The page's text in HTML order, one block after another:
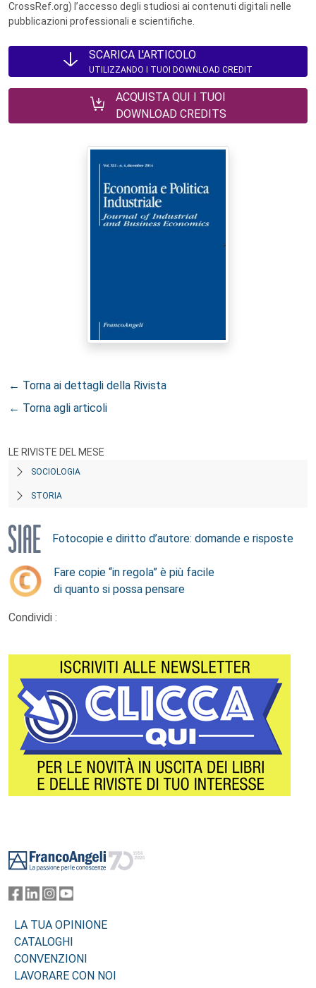
CrossRef.org) l’accesso degli studiosi ai contenuti digitali nelle
pubblicazioni professionali e scientifiche.
SCARICA L'ARTICOLO
UTILIZZANDO I TUOI DOWNLOAD CREDIT
ACQUISTA QUI I TUOI
DOWNLOAD CREDITS
← Torna ai dettagli della Rivista
← Torna agli articoli
LE RIVISTE DEL MESE
SOCIOLOGIA
STORIA
Fotocopie e diritto d’autore: domande e risposte
Fare copie “in regola” è più facile
di quanto si possa pensare
Condividi :
LA TUA OPINIONE
CATALOGHI
CONVENZIONI
LAVORARE CON NOI